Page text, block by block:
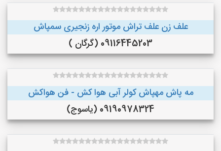
علف زن علف تراش موتور اره زنجیری سمپاش
09116445203 (گرگان )
مه پاش مهپاش کولر آبی هوا کش - فن هواکش
09190978324 (یاسوج)